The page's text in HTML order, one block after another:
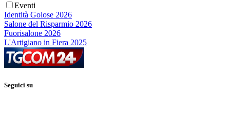
Eventi
Identità Golose 2026
Salone del Risparmio 2026
Fuorisalone 2026
L'Artigiano in Fiera 2025
Seguici su